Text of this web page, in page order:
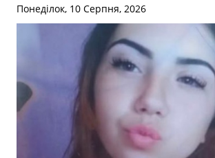
Понеділок, 10 Серпня, 2026